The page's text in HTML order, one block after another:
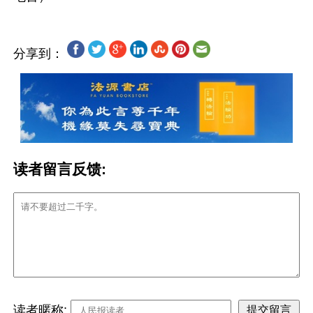
分享到：
读者留言反馈:
读者暱称: